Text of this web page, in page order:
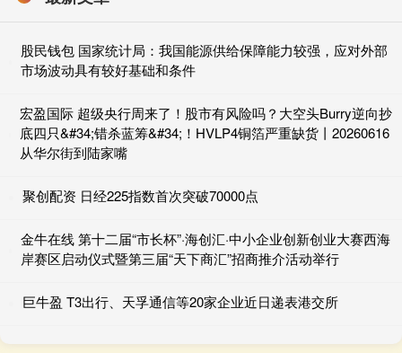
股民钱包 国家统计局：我国能源供给保障能力较强，应对外部
市场波动具有较好基础和条件
宏盈国际 超级央行周来了！股市有风险吗？大空头Burry逆向抄
底四只&#34;错杀蓝筹&#34;！HVLP4铜箔严重缺货丨20260616
从华尔街到陆家嘴
聚创配资 日经225指数首次突破70000点
金牛在线 第十二届“市长杯”·海创汇·中小企业创新创业大赛西海
岸赛区启动仪式暨第三届“天下商汇”招商推介活动举行
巨牛盈 T3出行、天孚通信等20家企业近日递表港交所